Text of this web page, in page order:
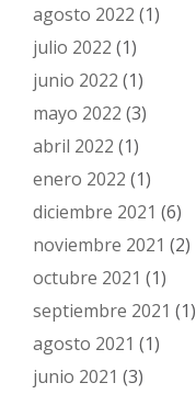
agosto 2022 (1)
julio 2022 (1)
junio 2022 (1)
mayo 2022 (3)
abril 2022 (1)
enero 2022 (1)
diciembre 2021 (6)
noviembre 2021 (2)
octubre 2021 (1)
septiembre 2021 (1)
agosto 2021 (1)
junio 2021 (3)